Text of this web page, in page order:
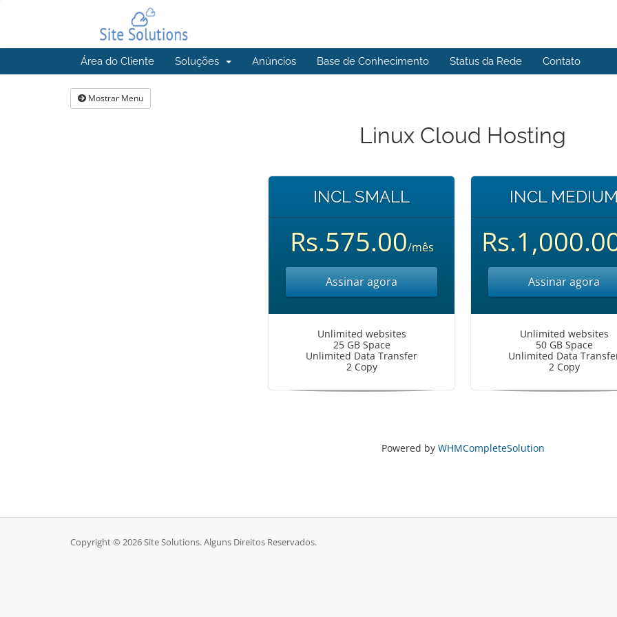
Área do Cliente Soluções Anúncios Base de Conhecimento Status da Rede Contato
Mostrar Menu
Linux Cloud Hosting
INCL SMALL
Rs.575.00/mês
Assinar agora
Unlimited websites
25 GB Space
Unlimited Data Transfer
2 Copy
INCL
Assinar agora
Unlimited websites
50 GB Space
Unlimited Data
2 Copy
Powered by WHMCompleteSolution
Copyright © 2026 Site Solutions. Alguns Direitos Reservados.